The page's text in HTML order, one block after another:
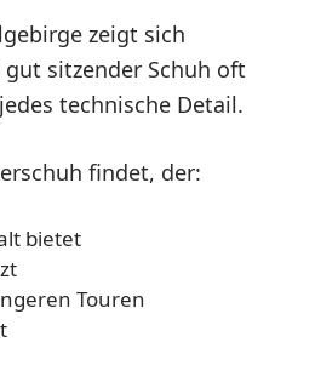
zeigt sich
sitzender Schuh oft
technische Detail.
findet, der:
bietet
Touren